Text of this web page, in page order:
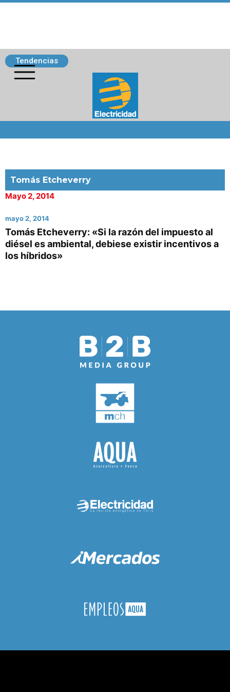
Tendencias
Tomás Etcheverry
Mayo 2, 2014
mayo 2, 2014
Tomás Etcheverry: «Si la razón del impuesto al
diésel es ambiental, debiese existir incentivos a
los híbridos»